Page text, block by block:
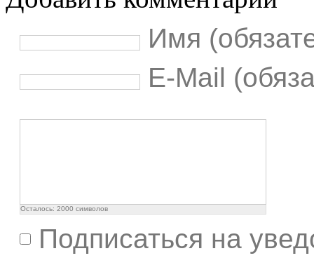
Имя
E-Mail
Осталось: 2000 символов
Подписаться на